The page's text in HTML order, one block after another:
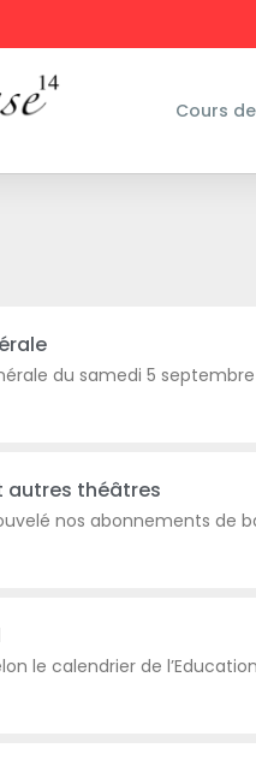
Cours
du samedi 5 septembre
autres théâtres
nos abonnements de
le calendrier de